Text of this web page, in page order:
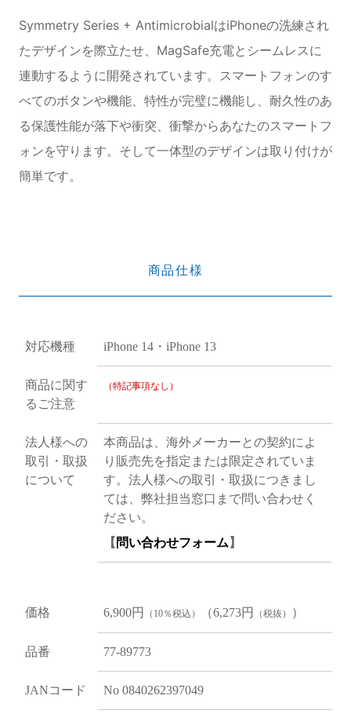
Symmetry Series + AntimicrobialはiPhoneの洗練され
たデザインを際立たせ、MagSafe充電とシームレスに
連動するように開発されています。スマートフォンのす
べてのボタンや機能、特性が完璧に機能し、耐久性のあ
る保護性能が落下や衝突、衝撃からあなたのスマートフ
ォンを守ります。そして一体型のデザインは取り付けが
簡単です。
商品仕様
対応機種 iPhone 14・iPhone 13
商品に関す
るご注意
（特記事項なし）
法人様への
取引・取扱
について
本商品は、海外メーカーとの契約によ
り販売先を指定または限定されていま
す。法人様への取引・取扱につきまし
ては、弊社担当窓口まで問い合わせく
ださい。
【 問い合わせフォーム 】
価格 6,900円 （10％税込） （6,273円 （税抜） ）
品番 77-89773
JANコード No 0840262397049